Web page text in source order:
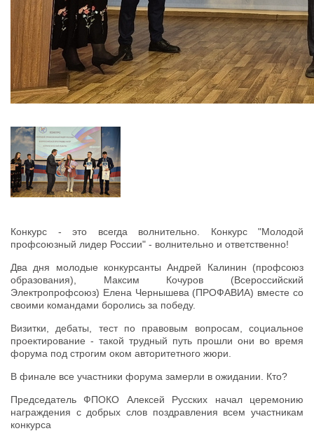
Конкурс - это всегда волнительно. Конкурс "Молодой
профсоюзный лидер России" - волнительно и ответственно!
Два дня молодые конкурсанты Андрей Калинин (профсоюз
образования), Максим Кочуров (Всероссийский
Электропрофсоюз) Елена Чернышева (ПРОФАВИА) вместе со
своими командами боролись за победу.
Визитки, дебаты, тест по правовым вопросам, социальное
проектирование - такой трудный путь прошли они во время
форума под строгим оком авторитетного жюри.
В финале все участники форума замерли в ожидании. Кто?
Председатель ФПОКО Алексей Русских начал церемонию
награждения с добрых слов поздравления всем участникам
конкурса